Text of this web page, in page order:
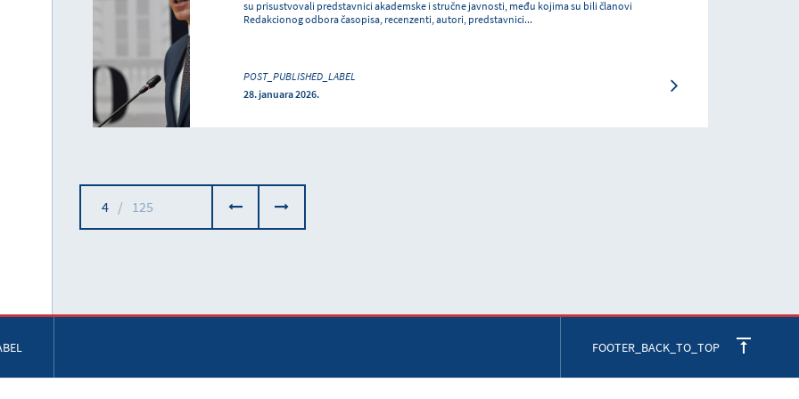
su prisustvovali predstavnici akademske i stručne javnosti, među kojima su bili članovi
Redakcionog odbora časopisa, recenzenti, autori, predstavnici...
POST_PUBLISHED_LABEL
28. januara 2026.
4 / 125
FOOTER_BACK_TO_TOP